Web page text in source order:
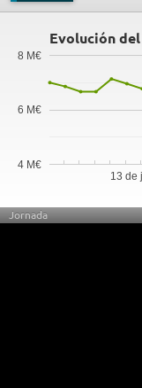
Evolución
13 de
4 M€
6 M€
8 M€
Jornada